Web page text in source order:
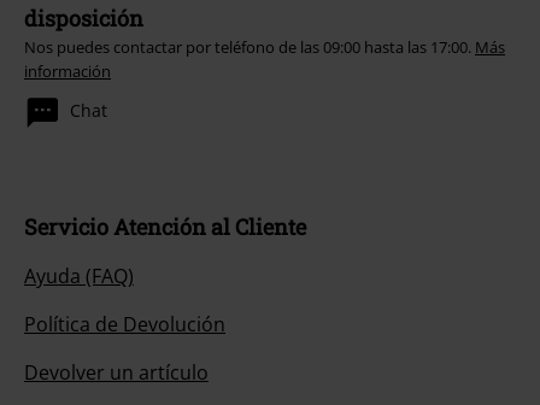
disposición
Nos puedes contactar por teléfono de las 09:00 hasta las 17:00. Más
información
Chat
Servicio Atención al Cliente
Ayuda (FAQ)
Política de Devolución
Devolver un artículo